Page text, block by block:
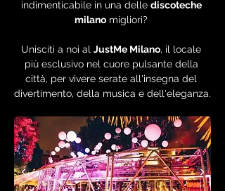
indimenticabile in una delle discoteche
milano migliori?
Unisciti a noi al JustMe Milano, il locale
più esclusivo nel cuore pulsante della
città, per vivere serate all'insegna del
divertimento, della musica e dell'eleganza.